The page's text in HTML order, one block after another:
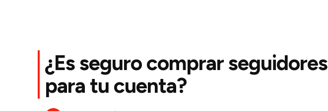
¿Es seguro comprar seguidores
para tu cuenta?